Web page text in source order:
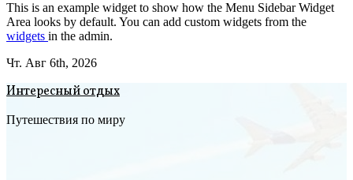
This is an example widget to show how the Menu Sidebar Widget
Area looks by default. You can add custom widgets from the
widgets in the admin.
Чт. Авг 6th, 2026
Интересный отдых
Путешествия по миру